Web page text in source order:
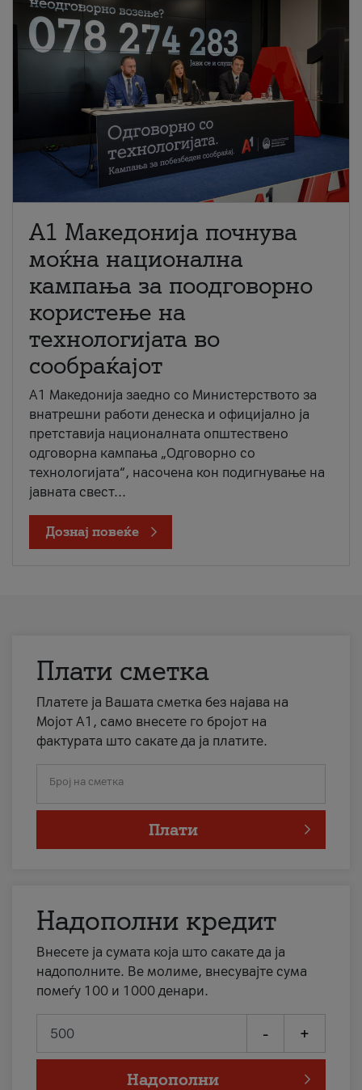
A1 Македонија почнува
моќна национална
кампања за поодговорно
користење на
технологијата во
сообраќајот
A1 Македонија заедно со Министерството за
внатрешни работи денеска и официјално ја
претставија националната општествено
одговорна кампања „Одговорно со
технологијата“, насочена кон подигнување на
јавната свест...
Дознај повеќе
Плати сметка
Платете ја Вашата сметка без најава на
Мојот А1, само внесете го бројот на
фактурата што сакате да ја платите.
Број на сметка
Плати
Надополни кредит
Внесете ја сумата која што сакате да ја
надополните. Ве молиме, внесувајте сума
помеѓу 100 и 1000 денари.
- +
Надополни